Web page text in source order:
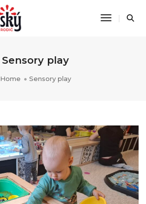
Toggle
Sensory play
Home Sensory play